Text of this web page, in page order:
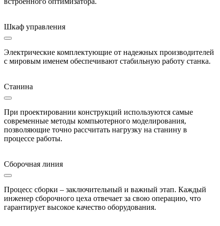
Шкаф управления
Электрические комплектующие от надежных производителей
с мировым именем обеспечивают стабильную работу станка.
Станина
При проектировании конструкций используются самые
современные методы компьютерного моделирования,
позволяющие точно рассчитать нагрузку на станину в
процессе работы.
Сборочная линия
Процесс сборки – заключительный и важный этап. Каждый
инженер сборочного цеха отвечает за свою операцию, что
гарантирует высокое качество оборудования.